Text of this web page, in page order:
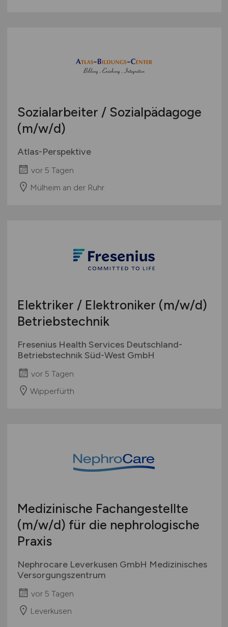
Sozialarbeiter / Sozialpädagoge
(m/w/d)
Atlas-Perspektive
vor 5 Tagen
Mülheim an der Ruhr
Elektriker / Elektroniker (m/w/d)
Betriebstechnik
Fresenius Health Services Deutschland-
Betriebstechnik Süd-West GmbH
vor 5 Tagen
Wipperfürth
Medizinische Fachangestellte
(m/w/d) für die nephrologische
Praxis
Nephrocare Leverkusen GmbH Medizinisches
Versorgungszentrum
vor 5 Tagen
Leverkusen